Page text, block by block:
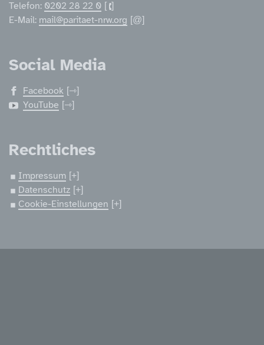
Telefon: 0202 28 22 0
E-Mail: mail@paritaet-nrw.org
Social Media
Facebook
YouTube
Rechtliches
Impressum
Datenschutz
Cookie-Einstellungen